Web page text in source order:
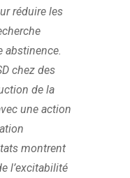
réduire les
abstinence.
chez des
de la
une action
montrent
l’excitabilité